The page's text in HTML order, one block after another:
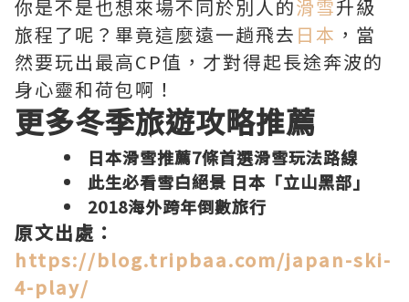
你是不是也想來場不同於別人的滑雪升級
旅程了呢？畢竟這麼遠一趟飛去 日本 ，當
然要玩出最高CP值，才對得起長途奔波的
身心靈和荷包啊！
更多冬季旅遊攻略推薦
日本滑雪推薦7條首選滑雪玩法路線
此生必看雪白絕景 日本「立山黑部」
2018海外跨年倒數旅行
原文出處：
https://blog.tripbaa.com/japan-ski-
4-play/